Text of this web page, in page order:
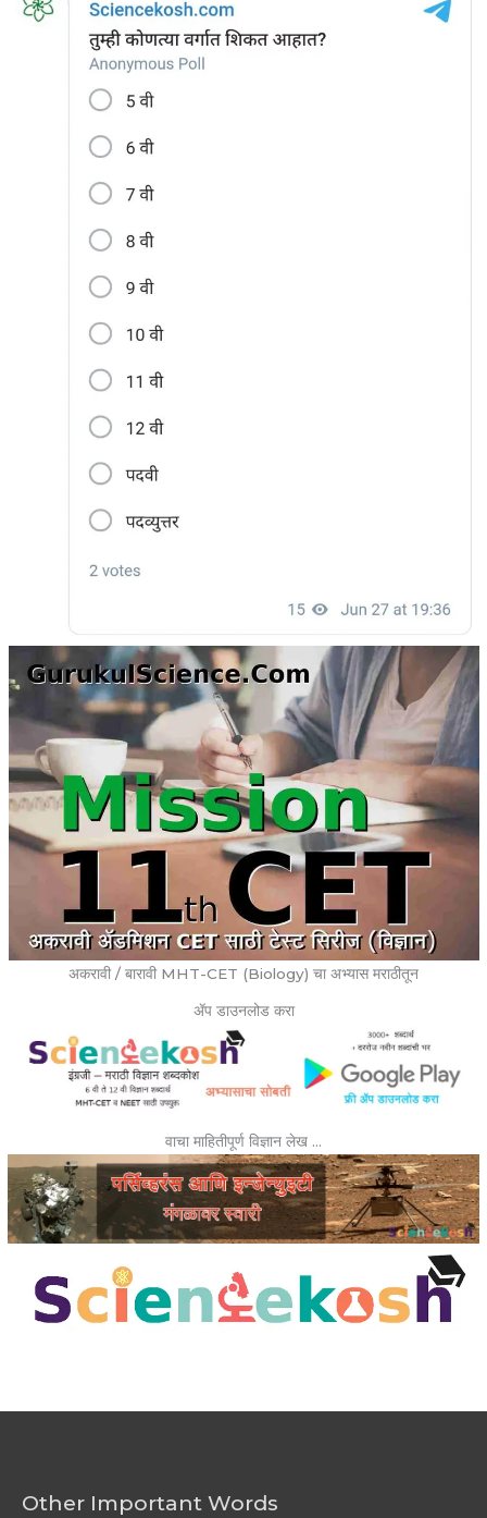
अकरावी / बारावी MHT-CET (Biology) चा अभ्यास मराठीतून
ॲप डाउनलोड करा
वाचा माहितीपूर्ण विज्ञान लेख …
Other Important Words